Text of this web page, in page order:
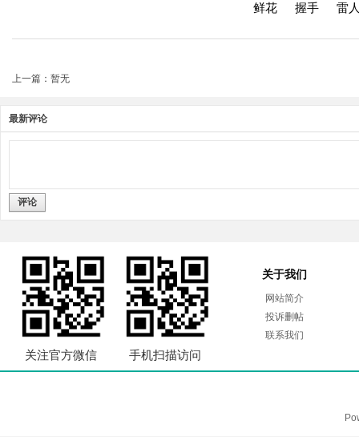
鲜花 握手 雷
上一篇：暂无
最新评论
评论
关注官方微信 手机扫描访问
关于我们
网站简介
投诉删帖
联系我们